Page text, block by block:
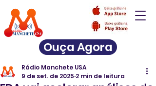
Ouça Agora
Rádio Manchete USA
9 de set. de 2025 2 min de leitura